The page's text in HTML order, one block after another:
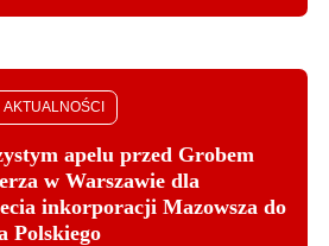
AKTUALNOŚCI
apelu przed Grobem
w Warszawie dla
inkorporacji Mazowsza do
Polskiego